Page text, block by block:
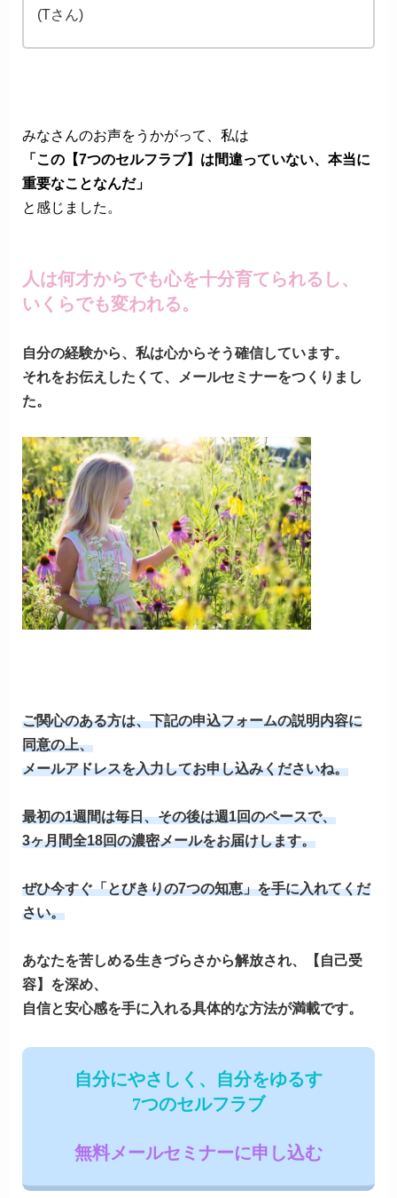
(Tさん)
みなさんのお声をうかがって、私は
「この【7つのセルフラブ】は間違っていない、本当に
重要なことなんだ」
と感じました。
人は何才からでも心を十分育てられるし、
いくらでも変われる。
自分の経験から、私は心からそう確信しています。
それをお伝えしたくて、メールセミナーをつくりまし
た。
ご関心のある方は、下記の申込フォームの説明内容に
同意の上、
メールアドレスを入力してお申し込みくださいね。
最初の1週間は毎日、その後は週1回のペースで、
3ヶ月間全18回の濃密メールをお届けします。
ぜひ今すぐ「とびきりの7つの知恵」を手に入れてくだ
さい。
あなたを苦しめる生きづらさから解放され、【自己受
容】を深め、
自信と安心感を手に入れる具体的な方法が満載です。
自分にやさしく、自分をゆるす
7つのセルフラブ
無料メールセミナーに申し込む